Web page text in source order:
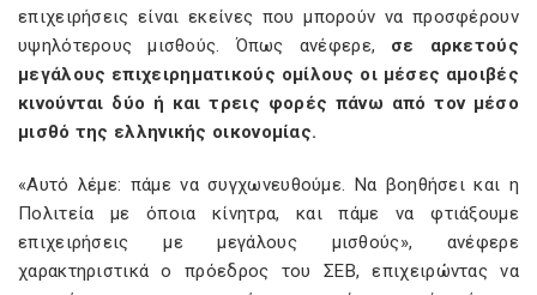
επιχειρήσεις είναι εκείνες που μπορούν να προσφέρουν
υψηλότερους μισθούς. Όπως ανέφερε, σε αρκετούς
μεγάλους επιχειρηματικούς ομίλους οι μέσες αμοιβές
κινούνται δύο ή και τρεις φορές πάνω από τον μέσο
μισθό της ελληνικής οικονομίας.
«Αυτό λέμε: πάμε να συγχωνευθούμε. Να βοηθήσει και η
Πολιτεία με όποια κίνητρα, και πάμε να φτιάξουμε
επιχειρήσεις με μεγάλους μισθούς», ανέφερε
χαρακτηριστικά ο πρόεδρος του ΣΕΒ, επιχειρώντας να